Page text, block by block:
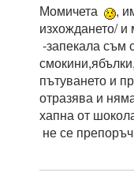
Момичета
,
изхождането/
-запекала съм
пътуването и
отразява и
хапна от
не се